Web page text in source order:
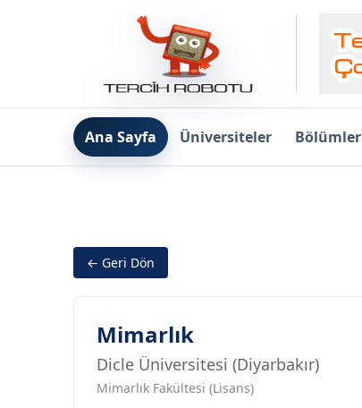
Ana Sayfa Üniversiteler Bölümler
← Geri Dön
Mimarlık
Dicle Üniversitesi (Diyarbakır)
Mimarlık Fakültesi (Lisans)